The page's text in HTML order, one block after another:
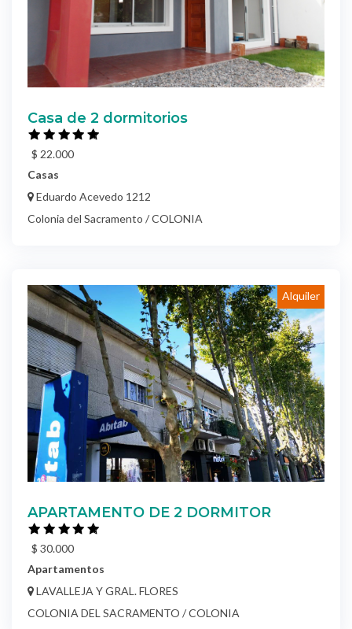
Casa de 2 dormitorios
$ 22.000
Casas
Eduardo Acevedo 1212
Colonia del Sacramento / COLONIA
Alquiler
APARTAMENTO DE 2 DORMITOR
$ 30.000
Apartamentos
LAVALLEJA Y GRAL. FLORES
COLONIA DEL SACRAMENTO / COLONIA